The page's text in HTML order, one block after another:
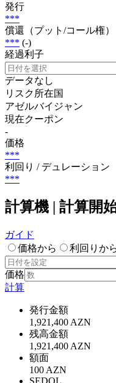
発行
***
償還（プット/コール権）
*** (-)
経過利子
データなし
リスク所在国
アゼルバイジャン
現在クーポン
-
価格
***
利回り / デュレーション
***
計算機 | 計算開
ガイド
価格から
利回りか
価格
計算
発行金額
1,921,400 AZN
残高金額
1,921,400 AZN
額面
100 AZN
SEDOL